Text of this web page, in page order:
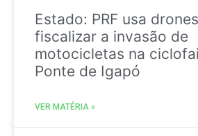
Estado: PRF usa
fiscalizar a invasão de
motocicletas na
Ponte de Igapó
VER MATÉRIA »